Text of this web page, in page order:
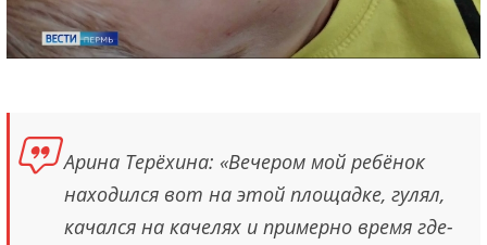
Арина Терёхина: «Вечером мой ребёнок
находился вот на этой площадке, гулял,
качался на качелях и примерно время где-